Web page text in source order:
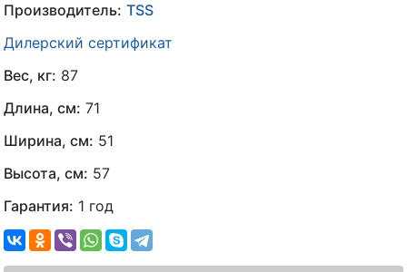
Производитель: TSS
Дилерский сертификат
Вес, кг: 87
Длина, см: 71
Ширина, см: 51
Высота, см: 57
Гарантия: 1 год